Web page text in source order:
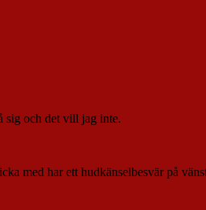
sig och det vill jag inte.
med har ett hudkänselbesvär på